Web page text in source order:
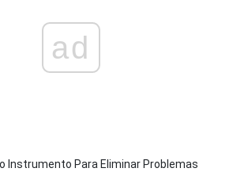
ad
Instrumento Para Eliminar Problemas